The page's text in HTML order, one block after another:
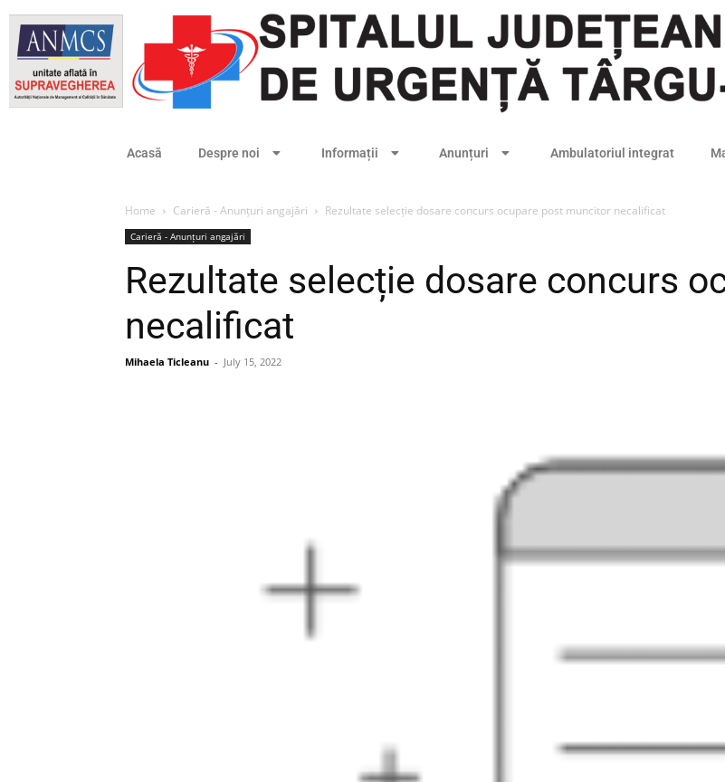
Acasă Despre noi Informații Anunțuri Ambulatoriul integrat
Home Carieră - Anunțuri angajări Rezultate selecție dosare concurs ocupare post muncitor necalificat
Carieră - Anunțuri angajări
Rezultate selecție dosare concurs
necalificat
Mihaela Ticleanu - July 15, 2022